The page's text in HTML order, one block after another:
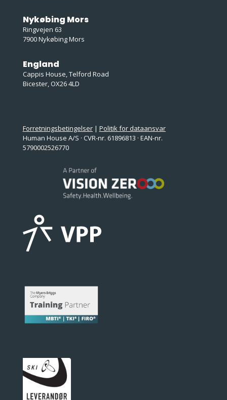
Nykøbing Mors
Ringvejen 63
7900 Nykøbing Mors
England
Cappis House, Telford Road
Bicester, OX26 4LD
Forretningsbetingelser| Politik for dataansvar
Human House A/S · CVR-nr. 61896813 · EAN-nr.
5790002526770